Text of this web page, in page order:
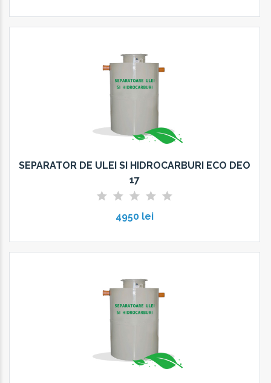
SEPARATOR DE ULEI SI HIDROCARBURI ECO DEO
17
4950 lei